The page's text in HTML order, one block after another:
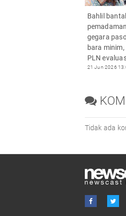
Bahlil
gegara
bara
PLN
21 Jun 2026
Tidak ada